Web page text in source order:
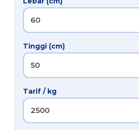
Tinggi (cm)
Tarif / kg